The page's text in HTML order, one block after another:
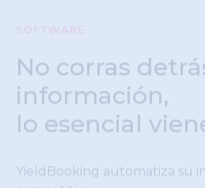
SOFTWARE
No corras
información,
lo esencial
YieldBooking automatiza su